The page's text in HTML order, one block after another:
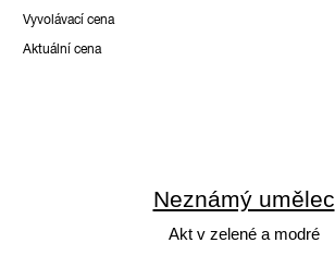
Vyvolávací cena
Aktuální cena
Neznámý umělec
Akt v zelené a modré